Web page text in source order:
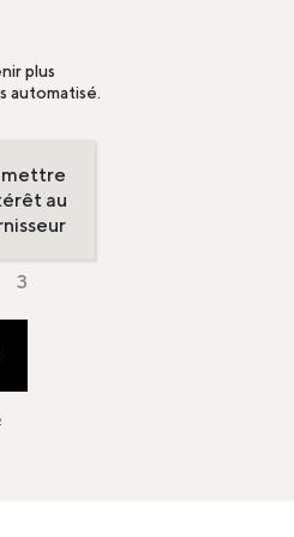
plus
automatisé.
au